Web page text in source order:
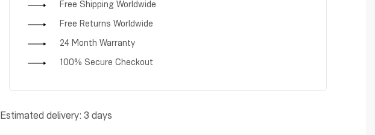
Free Shipping Worldwide
Free Returns Worldwide
24 Month Warranty
100% Secure Checkout
Estimated delivery: 3 days